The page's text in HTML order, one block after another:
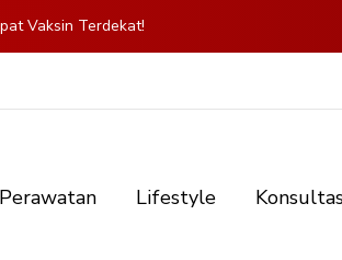
Vaksin Terdekat!
Perawatan Lifestyle